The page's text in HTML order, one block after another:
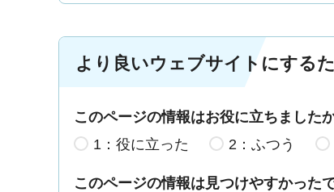
より良いウェブサイトにする
このページの情報はお役に立ちました
1：役に立った
2：ふつう
このページの情報は見つけやすかった